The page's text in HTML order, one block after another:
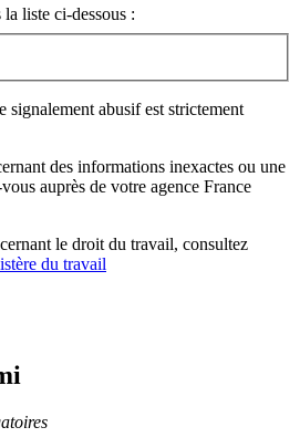
liste ci-dessous :
signalement abusif est strictement
des informations inexactes ou une
auprès de votre agence France
le droit du travail, consultez
du travail